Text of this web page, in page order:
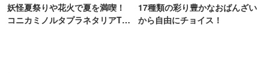
妖怪夏祭りや花火で夏を満喫！
コニカミノルタプラネタリアTO
17種類の彩り豊かなおばんざい
から自由にチョイス！